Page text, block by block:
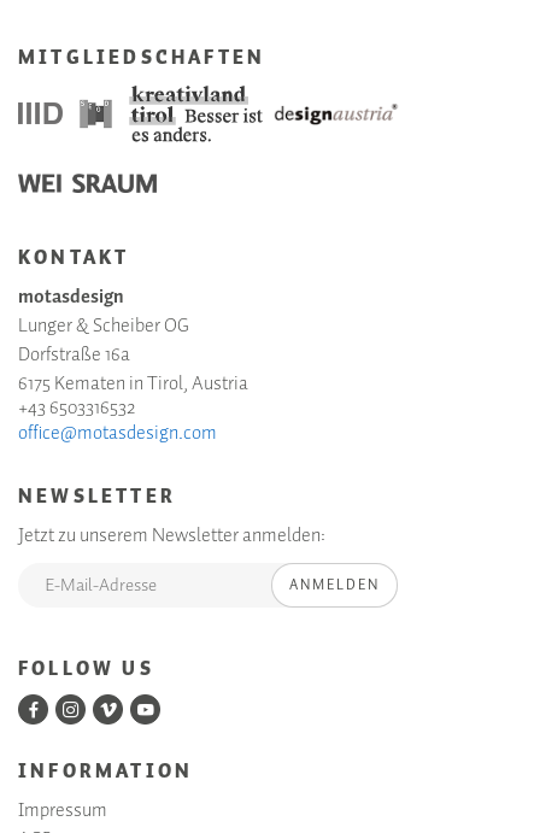
MITGLIEDSCHAFTEN
KONTAKT
motasdesign
Lunger & Scheiber OG
Dorfstraße 16a
6175 Kematen in Tirol, Austria
+43 6503316532
office@motasdesign.com
NEWSLETTER
Jetzt zu unserem Newsletter anmelden:
ANMELDEN
FOLLOW US
INFORMATION
Impressum